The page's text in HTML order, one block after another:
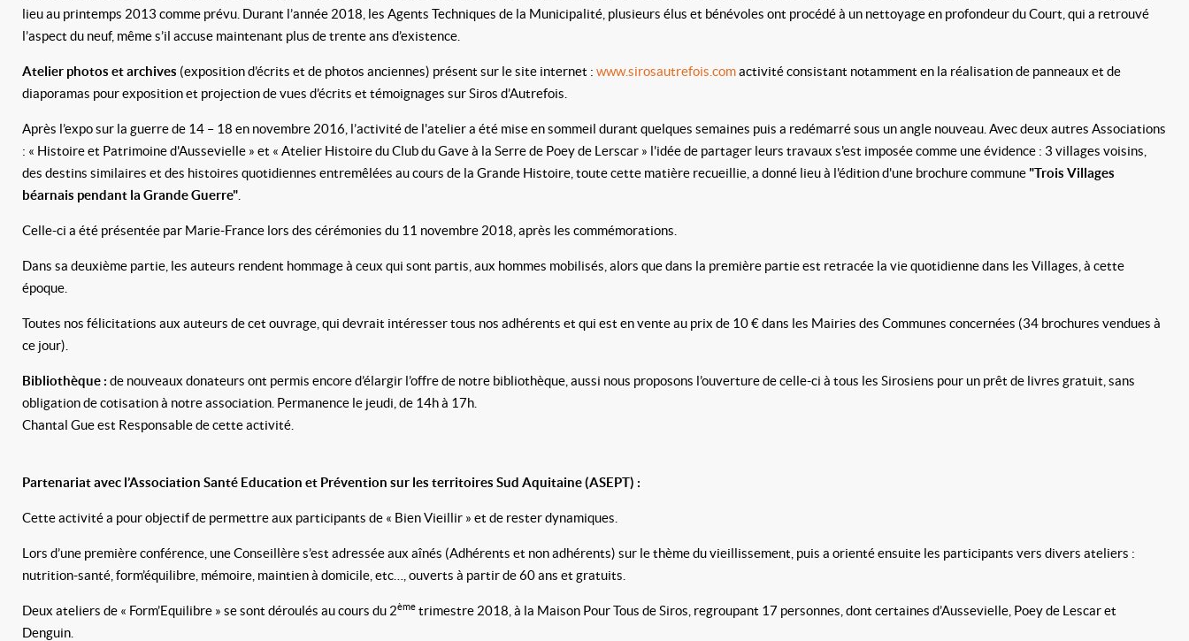
lieu au printemps 2013 comme prévu. Durant l’année 2018, les Agents Techniques de la Municipalité, plusieurs élus et bénévoles ont procédé à un nettoyage en profondeur du Court, qui a retrouvé
l’aspect du neuf, même s’il accuse maintenant plus de trente ans d’existence.
Atelier photos et archives (exposition d’écrits et de photos anciennes) présent sur le site internet : www.sirosautrefois.comactivité consistant notamment en la réalisation de panneaux et de
diaporamas pour exposition et projection de vues d’écrits et témoignages sur Siros d’Autrefois.
Après l’expo sur la guerre de 14 – 18 en novembre 2016, l’activité de l'atelier a été mise en sommeil durant quelques semaines puis a redémarré sous un angle nouveau. Avec deux autres Associations
: « Histoire et Patrimoine d'Aussevielle » et « Atelier Histoire du Club du Gave à la Serre de Poey de Lerscar » l'idée de partager leurs travaux s'est imposée comme une évidence : 3 villages voisins,
des destins similaires et des histoires quotidiennes entremêlées au cours de la Grande Histoire, toute cette matière recueillie, a donné lieu à l'édition d'une brochure commune "Trois Villages
béarnais pendant la Grande Guerre"
Celle-ci a été présentée par Marie-France lors des cérémonies du 11 novembre 2018, après les commémorations.
Dans sa deuxième partie, les auteurs rendent hommage à ceux qui sont partis, aux hommes mobilisés, alors que dans la première partie est retracée la vie quotidienne dans les Villages, à cette
époque.
Toutes nos félicitations aux auteurs de cet ouvrage, qui devrait intéresser tous nos adhérents et qui est en vente au prix de 10 € dans les Mairies des Communes concernées (34 brochures vendues à
ce jour).
Bibliothèque : de nouveaux donateurs ont permis encore d’élargir l’offre de notre bibliothèque, aussi nous proposons l’ouverture de celle-ci à tous les Sirosiens pour un prêt de livres gratuit, sans
obligation de cotisation à notre association. Permanence le jeudi, de 14h à 17h.
Chantal Gue est Responsable de cette activité.
Partenariat avec l’Association Santé Education et Prévention sur les territoires Sud Aquitaine (ASEPT) :
Cette activité a pour objectif de permettre aux participants de « Bien Vieillir » et de rester dynamiques.
Lors d’une première conférence, une Conseillère s’est adressée aux aînés (Adhérents et non adhérents) sur le thème du vieillissement, puis a orienté ensuite les participants vers divers ateliers :
nutrition-santé, form’équilibre, mémoire, maintien à domicile, etc…, ouverts à partir de 60 ans et gratuits.
Deux ateliers de « Form’Equilibre » se sont déroulés au cours du 2ème trimestre 2018, à la Maison Pour Tous de Siros, regroupant 17 personnes, dont certaines d’Aussevielle, Poey de Lescar et
Denguin.